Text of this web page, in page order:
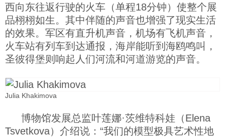
科技
社会
文化
历史
西向东往返行驶的火车（单程18分钟）使整个展
品栩栩如生。其中伴随的声音也增强了现实生活
的效果。军区有直升机声音，机场有飞机声音，
火车站有列车到达通报，海岸能听到海鸥鸣叫，
圣彼得堡则响起人们河流和河道游览的声音。
Julia Khakimova
博物馆发展总监叶莲娜·茨维特科娃（Elena
Tsvetkova）介绍说：“我们的模型极具艺术性地